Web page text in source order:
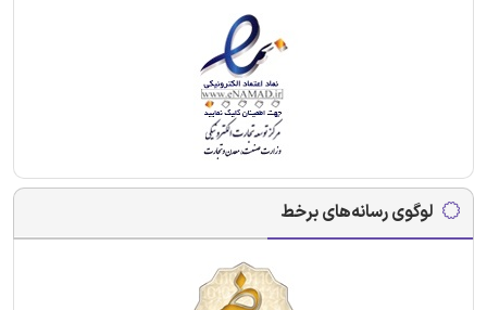
لوگوی رسانه‌های برخط